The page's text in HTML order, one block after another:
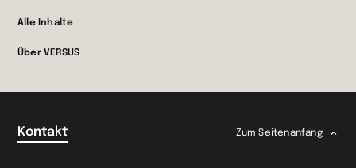
Alle Inhalte
Über VERSUS
Kontakt Zum Seitenanfang